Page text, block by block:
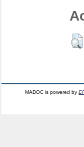
MADOC is powered by